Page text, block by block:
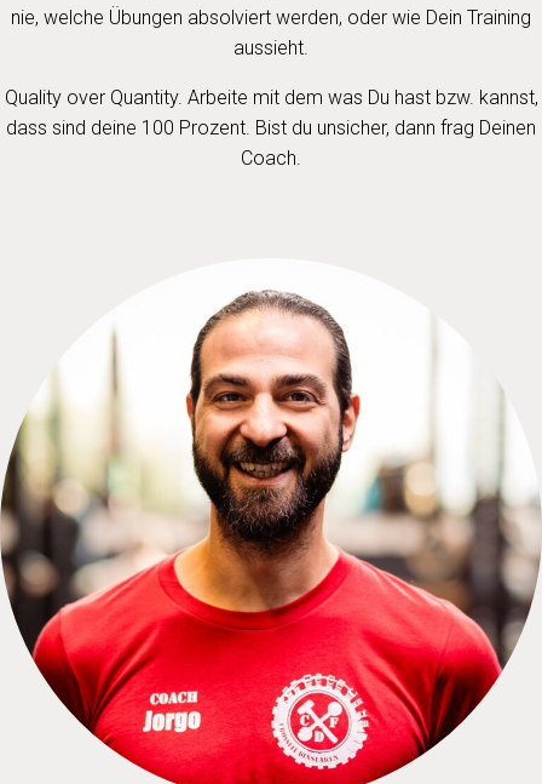
nie, welche Übungen absolviert werden, oder wie Dein Training
aussieht.
Quality over Quantity. Arbeite mit dem was Du hast bzw. kannst,
dass sind deine 100 Prozent. Bist du unsicher, dann frag Deinen
Coach.